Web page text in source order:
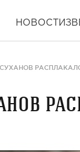
НОВОСТИ